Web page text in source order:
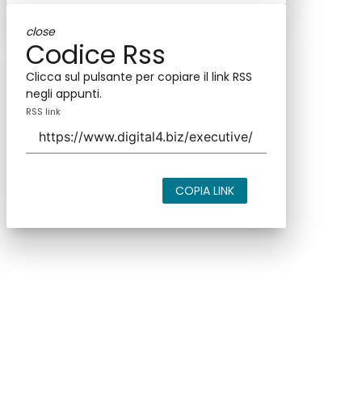
close
Codice Rss
Clicca sul pulsante per copiare il link RSS
negli appunti.
RSS link
COPIA LINK